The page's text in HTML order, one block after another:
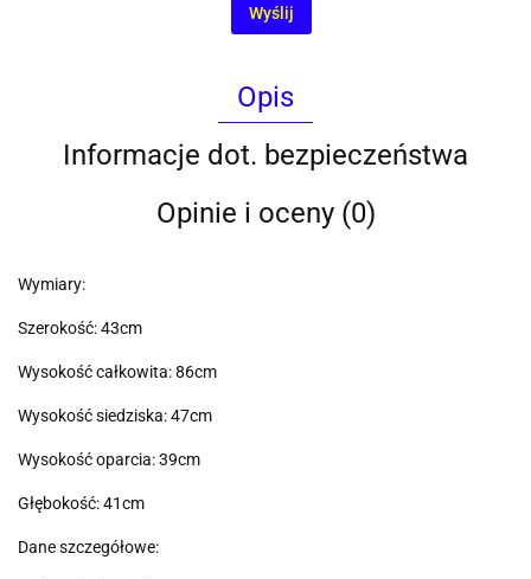
Wyślij
Opis
Informacje dot. bezpieczeństwa
Opinie i oceny (0)
Wymiary:
Szerokość: 43cm
Wysokość całkowita: 86cm
Wysokość siedziska: 47cm
Wysokość oparcia: 39cm
Głębokość: 41cm
Dane szczegółowe: